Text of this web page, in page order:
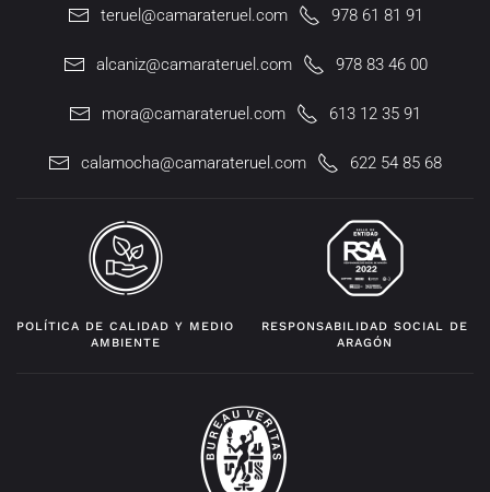
teruel@camarateruel.com 978 61 81 91
alcaniz@camarateruel.com 978 83 46 00
mora@camarateruel.com 613 12 35 91
calamocha@camarateruel.com 622 54 85 68
POLÍTICA DE CALIDAD Y MEDIO
AMBIENTE
RESPONSABILIDAD SOCIAL DE
ARAGÓN